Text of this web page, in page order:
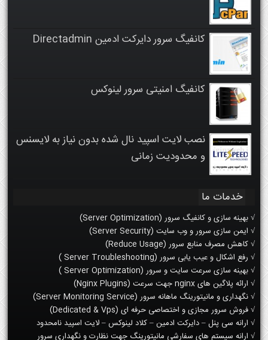
کانفیگ سرور دایرکت ادمین Directadmin
کانفیگ امنیتی سرور لینوکس
نصب لایت اسپید نال شده بدون نیاز به لایسنس
و محدودیت زمانی
خدمات ما
√ بهینه سازی و کانفیگ سرور (Server Optimization)
√ ایمن سازی سرور و وب سایت (Server Security)
√ کاهش مصرف منابع سرور (Reduce Usage)
√ رفع اشکال و عیب یابی سرور (Server Troubleshooting )
√ بهینه سازی سرعت سایت و سرور (Server Optimization )
√ ارائه پلاگین های nginx جهت سرعت (Nginx Plugins)
√ نگهداری و مانیتورینگ ماهانه سرور (Server Monitoring Service)
√ فروش سرور مجازی و اختصاصی حرفه ای (Dedicated & Vps)
√ ارانه سی پنل – دایرکت ادمین – کلاد لینوکس – لایت اسپید نامحدود
√ ارانه سیستم های سفارشی مانیتورینگ جهت نظارت و نگهداری سرور